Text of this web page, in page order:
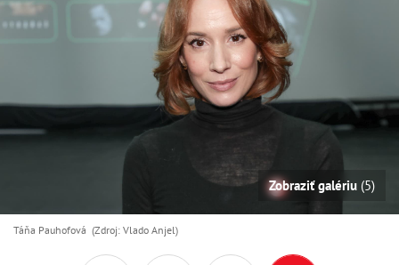
Zobraziť galériu (5)
Táňa Pauhofová (Zdroj: Vlado Anjel)